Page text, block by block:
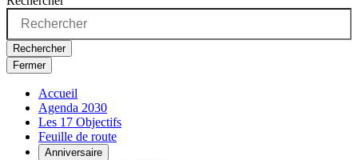
Rechercher
Fermer
Accueil
Agenda 2030
Les 17 Objectifs
Feuille de route
Anniversaire